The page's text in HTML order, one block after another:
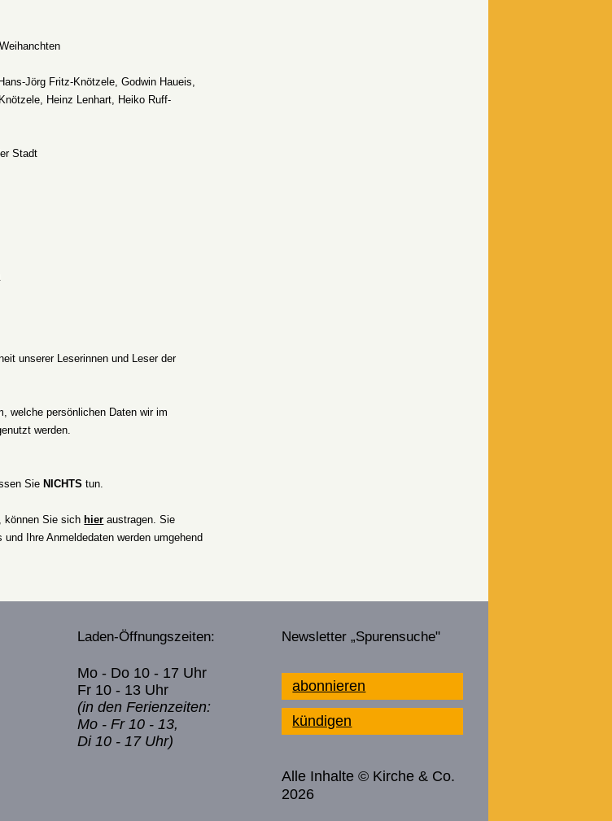
Jörg Fritz-Knötzele, Godwin Haueis,
Heinz Lenhart, Heiko Ruff-
Stadt
unserer Leserinnen und Leser der
welche persönlichen Daten wir im
werden.
Sie NICHTS tun.
können Sie sich hier austragen. Sie
Ihre Anmeldedaten werden umgehend
Laden-Öffnungszeiten:
Mo - Do 10 - 17 Uhr
Fr 10 - 13 Uhr
(in den Ferienzeiten:
Mo - Fr 10 - 13,
Di 10 - 17 Uhr)
Newsletter „Spurensuche"
abonnieren
kündigen
Alle Inhalte © Kirche & Co.
2026